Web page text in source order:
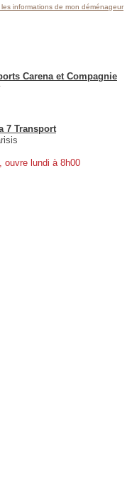
les informations de mon déménageur
Carena et Compagnie
7 Transport
ouvre lundi à 8h00